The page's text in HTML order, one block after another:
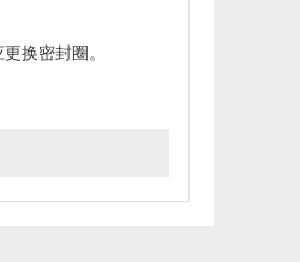
换密封圈。